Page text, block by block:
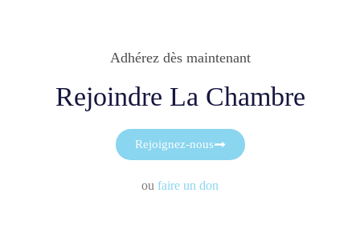
Adhérez dès maintenant
Rejoindre La Chambre
Rejoignez-nous
ou faire un don